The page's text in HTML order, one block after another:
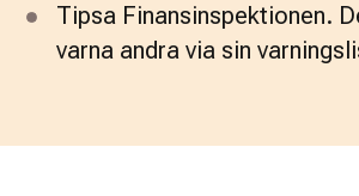
Tipsa Finansinspektionen.
varna andra via sin